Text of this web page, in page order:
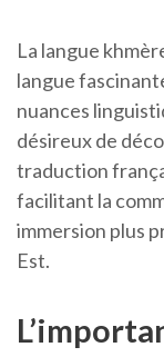
La langue
langue
nuances
désireux de
traduction
facilitant la
immersion plus
Est.